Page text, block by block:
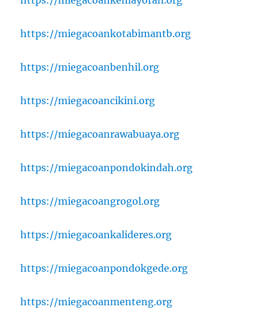
https://miegacoankotabimantb.org
https://miegacoanbenhil.org
https://miegacoancikini.org
https://miegacoanrawabuaya.org
https://miegacoanpondokindah.org
https://miegacoangrogol.org
https://miegacoankalideres.org
https://miegacoanpondokgede.org
https://miegacoanmenteng.org